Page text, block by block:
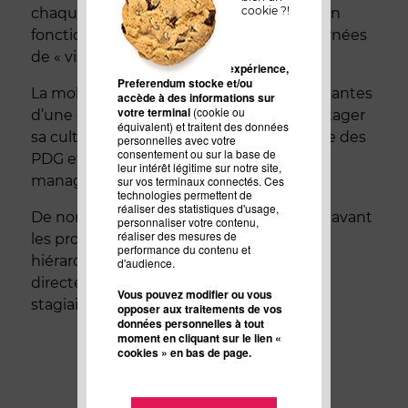
cookie ?!
Pour améliorer votre expérience,
Preferendum stocke et/ou
accède à des informations sur
votre terminal (cookie ou
équivalent) et traitent des données
personnelles avec votre
consentement ou sur la base de
leur intérêt légitime sur notre site,
sur vos terminaux connectés. Ces
technologies permettent de
réaliser des statistiques d'usage,
personnaliser votre contenu,
réaliser des mesures de
performance du contenu et
d'audience.
Vous pouvez modifier ou vous
opposer aux traitements de vos
données personnelles à tout
moment en cliquant sur le lien «
cookies » en bas de page.
chaque entreprise d’adapter ses vidéos en
fonction du sujet abordé : interviews, journées
de « vis ma vie », conférences...
La mobilisation de toutes les parties prenantes
d’une entreprise est essentielle pour partager
sa culture d’entreprise. Exit l’image stricte des
PDG et des plus hautes fonctions
managériales… Tous devant l’objectif !
De nombreuses marques mettent dorénavant
les projecteurs sur toutes les échelles
hiérarchiques via les réseaux sociaux :
directeurs, managers, collaborateurs et
stagiaires.